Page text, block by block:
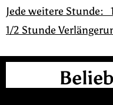
Jede weitere Stunde:
1/2 Stunde